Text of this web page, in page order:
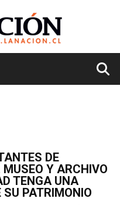
DE
Y ARCHIVO
TENGA UNA
SU PATRIMONIO